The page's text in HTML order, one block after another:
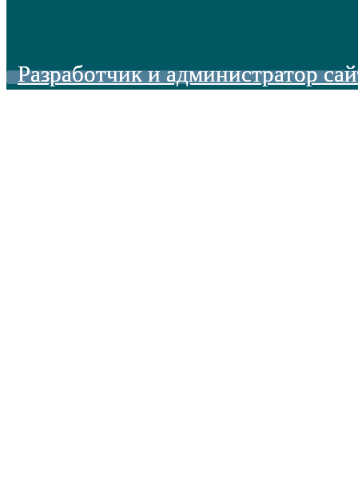
Разработчик и администратор